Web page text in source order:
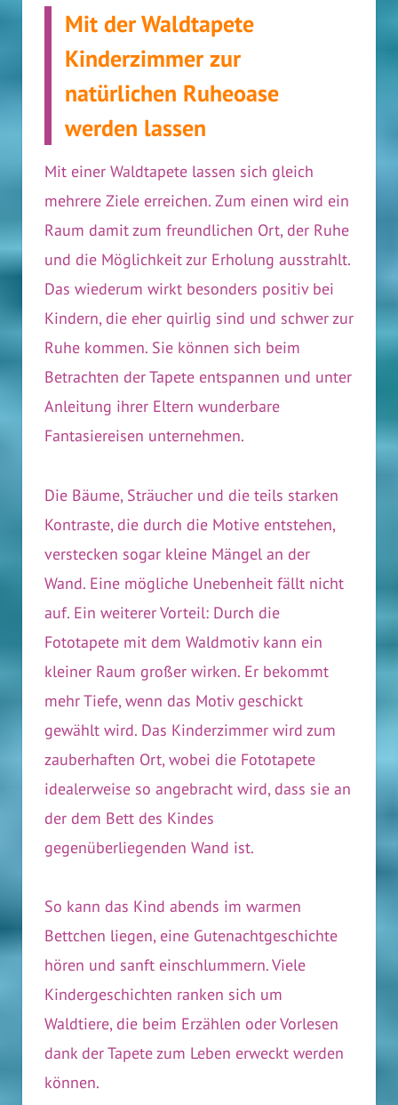
Mit der Waldtapete
Kinderzimmer zur
natürlichen Ruheoase
werden lassen
Mit einer Waldtapete lassen sich gleich
mehrere Ziele erreichen. Zum einen wird ein
Raum damit zum freundlichen Ort, der Ruhe
und die Möglichkeit zur Erholung ausstrahlt.
Das wiederum wirkt besonders positiv bei
Kindern, die eher quirlig sind und schwer zur
Ruhe kommen. Sie können sich beim
Betrachten der Tapete entspannen und unter
Anleitung ihrer Eltern wunderbare
Fantasiereisen unternehmen.
Die Bäume, Sträucher und die teils starken
Kontraste, die durch die Motive entstehen,
verstecken sogar kleine Mängel an der
Wand. Eine mögliche Unebenheit fällt nicht
auf. Ein weiterer Vorteil: Durch die
Fototapete mit dem Waldmotiv kann ein
kleiner Raum großer wirken. Er bekommt
mehr Tiefe, wenn das Motiv geschickt
gewählt wird. Das Kinderzimmer wird zum
zauberhaften Ort, wobei die Fototapete
idealerweise so angebracht wird, dass sie an
der dem Bett des Kindes
gegenüberliegenden Wand ist.
So kann das Kind abends im warmen
Bettchen liegen, eine Gutenachtgeschichte
hören und sanft einschlummern. Viele
Kindergeschichten ranken sich um
Waldtiere, die beim Erzählen oder Vorlesen
dank der Tapete zum Leben erweckt werden
können.